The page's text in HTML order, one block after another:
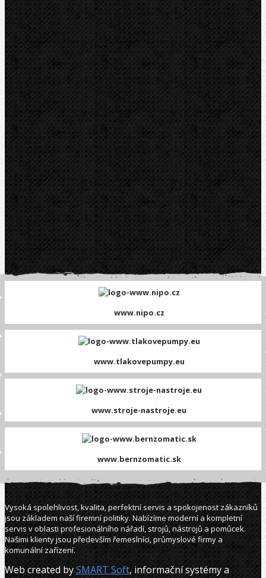
Lipová 7
CZ-763 26 LUHAČOVICE
Telefon obj.:
602 719 020
Telefon fakt.:
608 719 020
E-mail:
nipo@nipo.cz
Platební brána GOPAY
www.nipo.cz
www.tlakovepumpy.eu
www.stroje-nastroje.eu
www.bernzomatic.sk
Vysoká spolehlivost, kvalita, perfektní servis a spokojenost zákazníků
jsou základem naší firemní politiky. Nabízíme moderní a kompletní
servis v oblasti profesionálního nářadí, strojů, nástrojů a pomůcek.
Našimi klienty jsou především řemeslníci, průmyslové firmy a
komunální zařízení.
Web created bySMART Soft, informační systémy a